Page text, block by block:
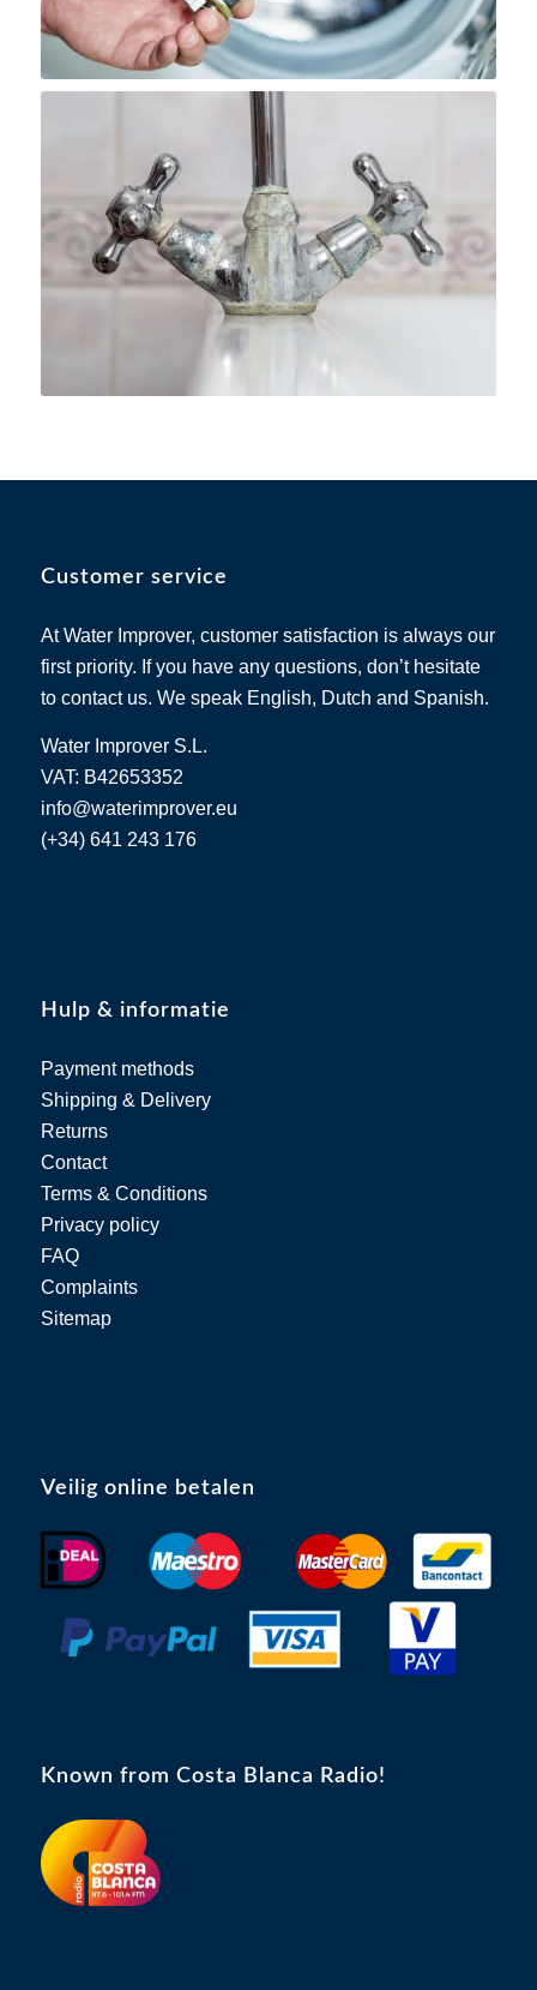
Niet alleen is kalkaanslag hardnekkig en
moeilijk te verwijderen, ook kan het je
sanitair permanent beschadigen en is
het een onhygiënisch aanzicht.
Customer service
At Water Improver, customer satisfaction is always our
first priority. If you have any questions, don’t hesitate
to contact us. We speak English, Dutch and Spanish.
Water Improver S.L.
VAT: B42653352
info@waterimprover.eu
(+34) 641 243 176
Hulp & informatie
Payment methods
Shipping & Delivery
Returns
Contact
Terms & Conditions
Privacy policy
FAQ
Complaints
Sitemap
Veilig online betalen
Known from Costa Blanca Radio!